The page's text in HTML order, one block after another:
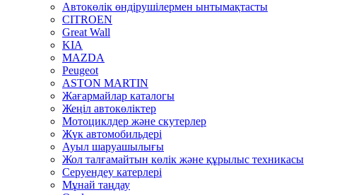
Автокөлік өндірушілермен ынтымақтасты
CITROEN
Great Wall
KIA
MAZDA
Peugeot
ASTON MARTIN
Жағармайлар каталогы
Жеңіл автокөліктер
Мотоциклдер және скутерлер
Жүк автомобильдері
Ауыл шаруашылығы
Жол талғамайтын көлік және құрылыс техникасы
Серуендеу катерлері
Mұнай таңдау